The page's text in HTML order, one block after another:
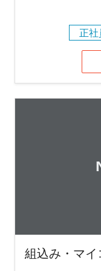
正社
組込み・マ